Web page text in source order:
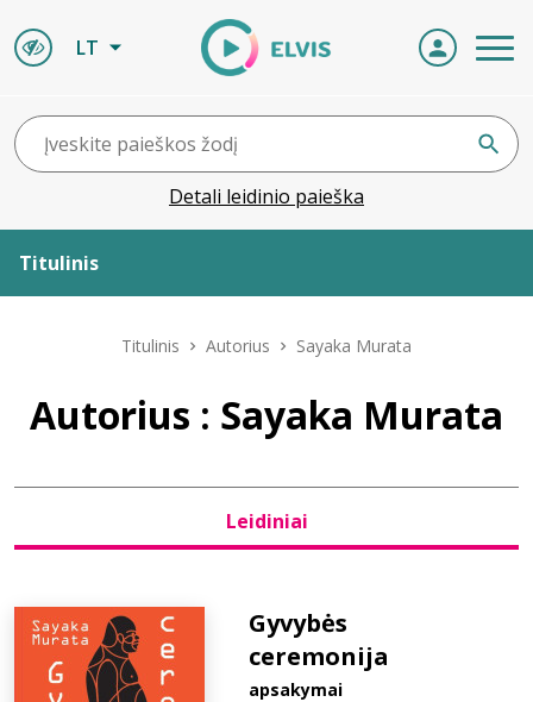
LT
Detali leidinio paieška
Titulinis
Leidiniai
D.U.K.
Titulinis Autorius Sayaka Murata
Autorius : Sayaka Murata
Leidiniai
Gyvybės
ceremonija
apsakymai